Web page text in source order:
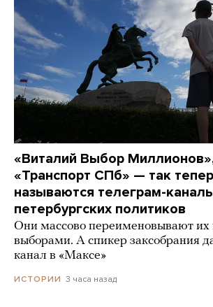
«Виталий Выбор
«Транспорт СПб» — так
называются телеграм-
петербургских политиков
Они массово переименовывают их
выборами. А спикер заксобрания
канал в «Максе»
ИСТОРИИ 3 часа назад